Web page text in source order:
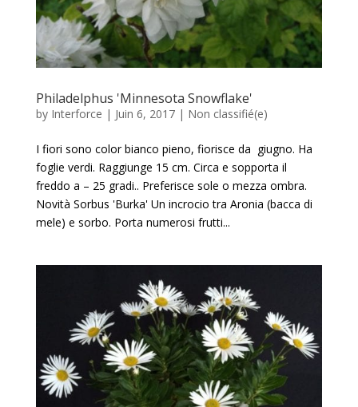
Philadelphus 'Minnesota Snowflake'
by Interforce | Juin 6, 2017| Non classifié(e)
I fiori sono color bianco pieno, fiorisce da giugno. Ha
foglie verdi. Raggiunge 15 cm. Circa e sopporta il
freddo a – 25 gradi.. Preferisce sole o mezza ombra.
Novità Sorbus 'Burka' Un incrocio tra Aronia (bacca di
mele) e sorbo. Porta numerosi frutti...